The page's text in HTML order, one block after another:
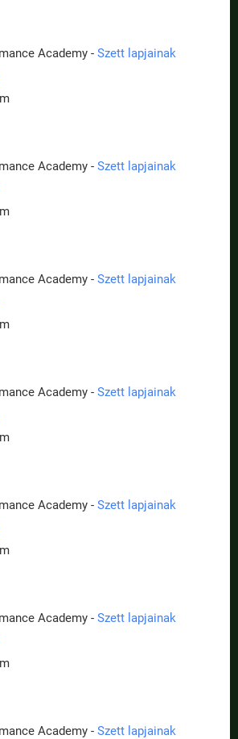
Academy - Szett lapjainak
Academy - Szett lapjainak
Academy - Szett lapjainak
Academy - Szett lapjainak
Academy - Szett lapjainak
Academy - Szett lapjainak
Academy - Szett lapjainak